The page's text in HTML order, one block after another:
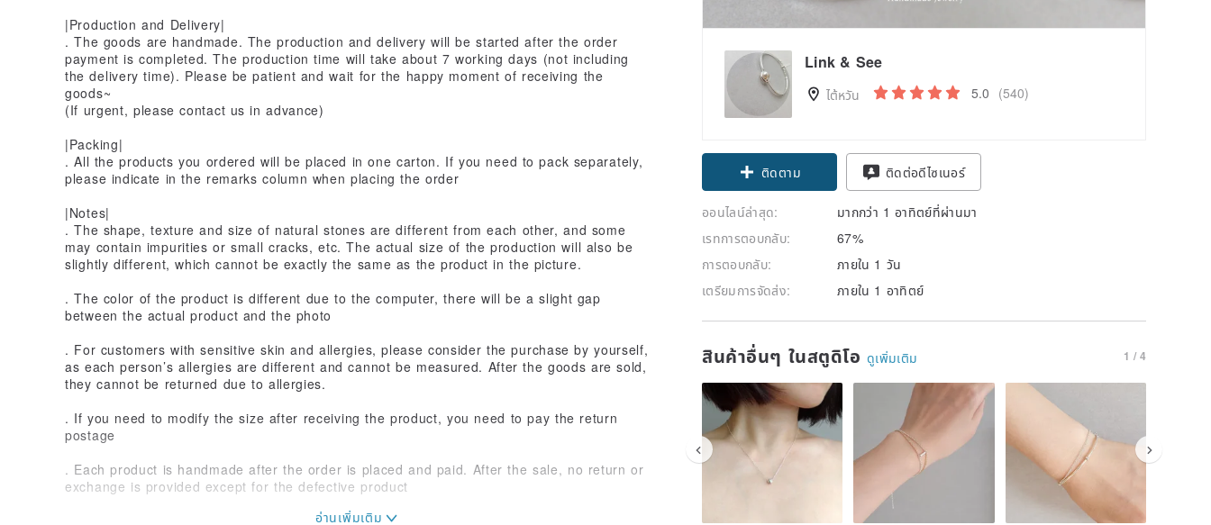
Link & See
ไต้หวัน 5.0 (540)
ติดตาม ติดต่อดีไซเนอร์
ออนไลน์ล่าสุด:
มากกว่า 1 อาทิตย์ที่ผ่านมา
เรทการตอบกลับ:
67%
การตอบกลับ:
ภายใน 1 วัน
เตรียมการจัดส่ง:
ภายใน 1 อาทิตย์
สินค้าอื่นๆ ในสตูดิโอ ดูเพิ่มเติม 1 / 4
|Production and Delivery|
. The goods are handmade. The production and delivery will be started after the order
payment is completed. The production time will take about 7 working days (not including
the delivery time). Please be patient and wait for the happy moment of receiving the
goods~
(If urgent, please contact us in advance)
|Packing|
. All the products you ordered will be placed in one carton. If you need to pack separately,
please indicate in the remarks column when placing the order
|Notes|
. The shape, texture and size of natural stones are different from each other, and some
may contain impurities or small cracks, etc. The actual size of the production will also be
slightly different, which cannot be exactly the same as the product in the picture.
. The color of the product is different due to the computer, there will be a slight gap
between the actual product and the photo
. For customers with sensitive skin and allergies, please consider the purchase by yourself,
as each person’s allergies are different and cannot be measured. After the goods are sold,
they cannot be returned due to allergies.
. If you need to modify the size after receiving the product, you need to pay the return
postage
. Each product is handmade after the order is placed and paid. After the sale, no return or
exchange is provided except for the defective product
. Without affecting the overall beauty and function, the designer reserves the right to